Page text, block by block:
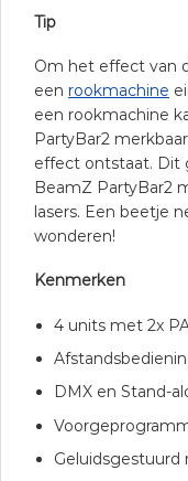
Tip
Om het effect van
een rookmachine
een rookmachine
PartyBar2
effect ontstaat. Dit
BeamZ PartyBar2
lasers. Een beetje
wonderen!
Kenmerken
4 units met 2x
DMX en Stand-